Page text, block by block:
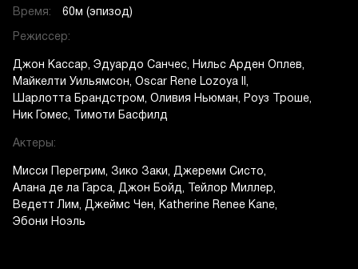
Время: 60м (эпизод)
Режиссер:
Джон Кассар Эдуардо Санчес
Нильс Арден Оплев
Майкелти Уильямсон
Oscar Rene Lozoya II
Шарлотта Брандстром
Оливия Ньюман
Роуз Троше
Ник Гомес
Тимоти Басфилд
Актеры:
Мисси Перегрим Зико Заки
Джереми Систо
Алана де ла Гарса Джон Бойд
Тейлор Миллер
Ведетт Лим
Джеймс Чен
Katherine Renee Kane
Эбони Ноэль